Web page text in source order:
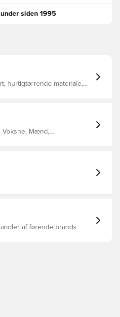
siden 1995
hurtigtørrende materiale,
Voksne, Mænd,
af førende brands